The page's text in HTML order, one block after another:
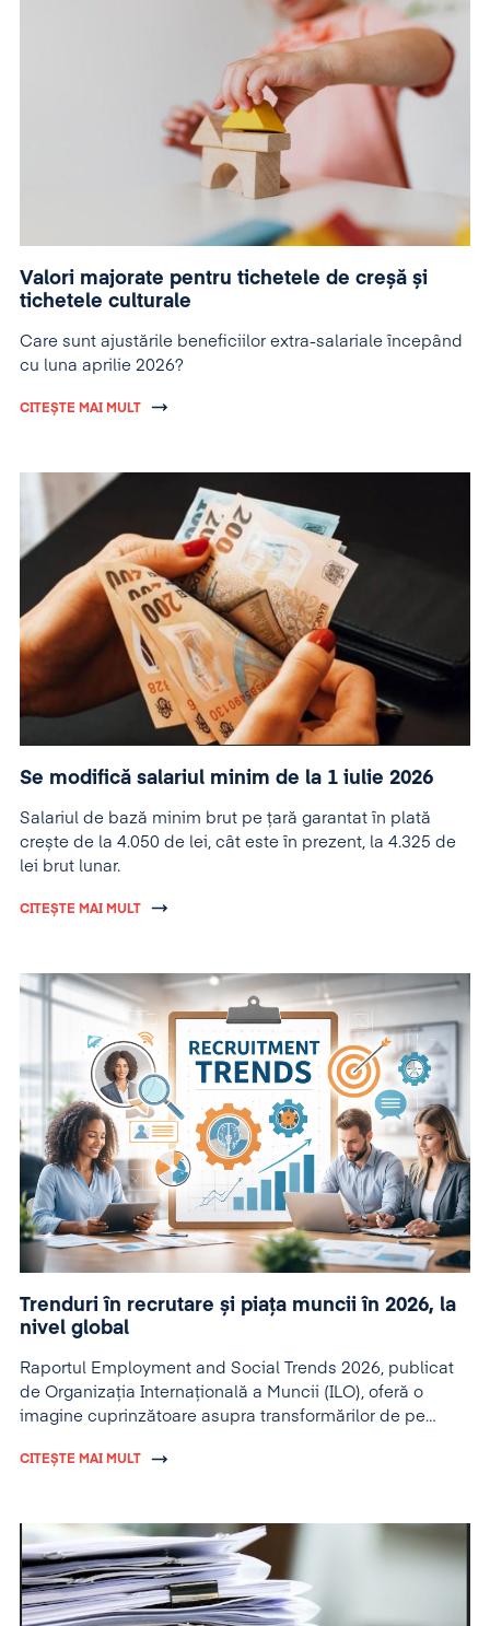
Valori majorate pentru tichetele de creșă și
tichetele culturale
Care sunt ajustările beneficiilor extra-salariale începând
cu luna aprilie 2026?
CITEȘTE MAI MULT
Se modifică salariul minim de la 1 iulie 2026
Salariul de bază minim brut pe țară garantat în plată
crește de la 4.050 de lei, cât este în prezent, la 4.325 de
lei brut lunar.
CITEȘTE MAI MULT
Trenduri în recrutare și piața muncii în 2026, la
nivel global
Raportul Employment and Social Trends 2026, publicat
de Organizația Internațională a Muncii (ILO), oferă o
imagine cuprinzătoare asupra transformărilor de pe
CITEȘTE MAI MULT